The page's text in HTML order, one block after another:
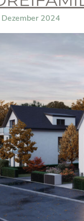
Dezember 2024